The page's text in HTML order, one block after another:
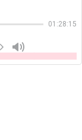
01:28:15